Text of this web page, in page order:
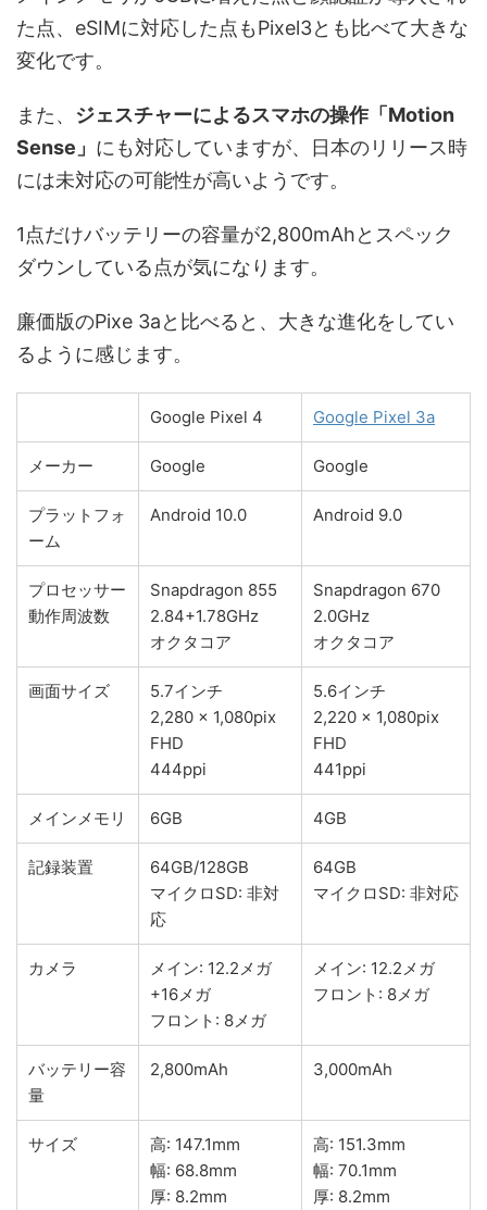
た点、eSIMに対応した点もPixel3とも比べて大きな
変化です。
また、 ジェスチャーによるスマホの操作「Motion
Sense」 にも対応していますが、日本のリリース時
には未対応の可能性が高いようです。
1点だけバッテリーの容量が2,800mAhとスペック
ダウンしている点が気になります。
廉価版のPixe 3aと比べると、大きな進化をしてい
るように感じます。
Google Pixel 4 Google Pixel 3a
メーカー Google Google
プラットフォ
ーム
Android 10.0 Android 9.0
プロセッサー
動作周波数
Snapdragon 855
2.84+1.78GHz
オクタコア
Snapdragon 670
2.0GHz
オクタコア
画面サイズ
5.7インチ
2,280 × 1,080pix
FHD
444ppi
5.6インチ
2,220 × 1,080pix
FHD
441ppi
メインメモリ 6GB 4GB
記録装置
64GB/128GB
マイクロSD: 非対
応
64GB
マイクロSD: 非対応
カメラ
メイン: 12.2メガ
+16メガ
フロント: 8メガ
メイン: 12.2メガ
フロント: 8メガ
バッテリー容
量
2,800mAh 3,000mAh
サイズ
高: 147.1mm
幅: 68.8mm
厚: 8.2mm
高: 151.3mm
幅: 70.1mm
厚: 8.2mm